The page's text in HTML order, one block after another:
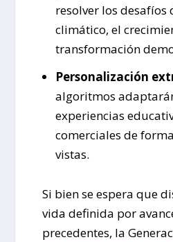
resolver los desafíos
climático, el
transformación
Personalización
algoritmos
experiencias
comerciales de
vistas.
Si bien se espera que
vida definida por
precedentes, la